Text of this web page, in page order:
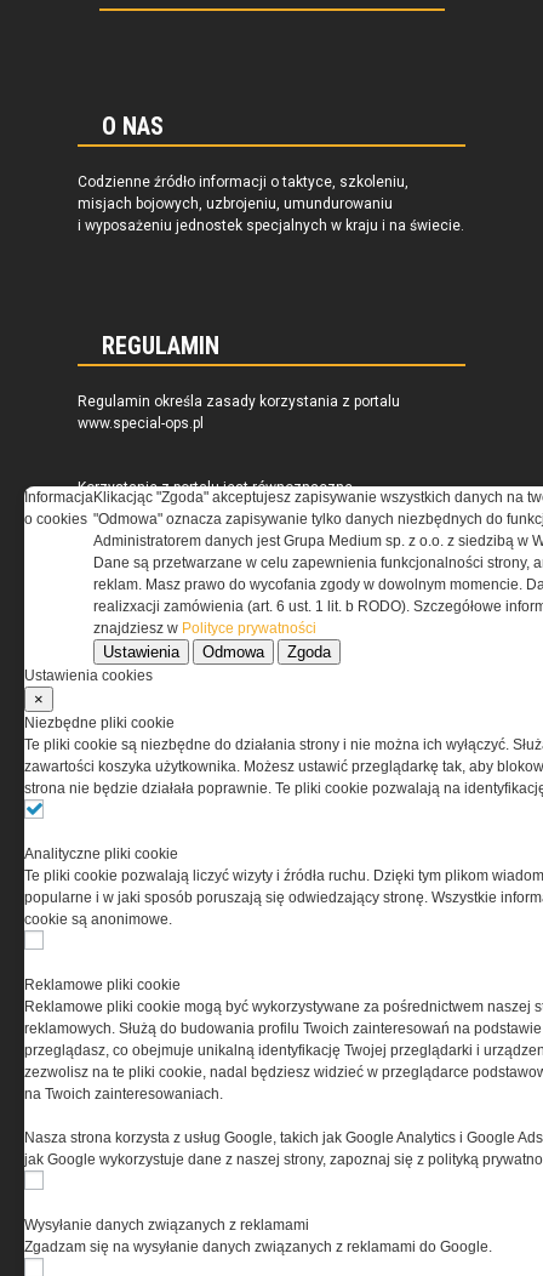
O NAS
Codzienne źródło informacji o taktyce, szkoleniu,
misjach bojowych, uzbrojeniu, umundurowaniu
i wyposażeniu jednostek specjalnych w kraju i na świecie.
REGULAMIN
Regulamin określa zasady korzystania z portalu
www.special-ops.pl
Korzystanie z portalu jest równoznaczne
z zaakceptowaniem warunków ustanowionych
przez Grupa MEDIUM Spółka z ograniczoną
odpowiedzialnością Spółka komandytowa, nr KRS:
0000537655, NIP 1132860378, REGON 146393437
(zwana dalej Grupa MEDIUM) w postaci Regulaminu.
Przeczytaj regulamin
PRYWATNOŚĆ
informacji na Twoim komputerze. Pliki cookies stosujemy
w celu świadczenia usług na najwyższym poziomie,
w tym w sposób dostosowany do indywidualnych potrzeb.
Korzystanie z witryny bez zmiany ustawień dotyczących
dokonać zmiany ustawień przeglądarki dotyczących
cookies. Nim Państwo zaczną korzystać z naszego
serwisu prosimy o zapoznanie się z nasząpolityką
prywatnościoraz informacją o cookies .
Copyright © 2004-2019 Grupa MEDIUM Spółka z ograniczoną odpowiedzialnością
Informacja
o cookies
Klikacjąc "Zgoda" akceptujesz zapisywanie wszystkich danych na
"Odmowa" oznacza zapisywanie tylko danych niezbędnych do
Administratorem danych jest Grupa Medium sp. z o.o. z siedzibą w
Dane są przetwarzane w celu zapewnienia funkcjonalności strony,
reklam. Masz prawo do wycofania zgody w dowolnym momencie.
realizxacji zamówienia (art. 6 ust. 1 lit. b RODO). Szczegółowe
znajdziesz w Polityce prywatności
Ustawienia Odmowa Zgoda
Ustawienia cookies
×
Niezbędne pliki cookie
Te pliki cookie są niezbędne do działania strony i nie można ich wyłączyć.
zawartości koszyka użytkownika. Możesz ustawić przeglądarkę tak, aby
strona nie będzie działała poprawnie. Te pliki cookie pozwalają na
Analityczne pliki cookie
Te pliki cookie pozwalają liczyć wizyty i źródła ruchu. Dzięki tym plikom
popularne i w jaki sposób poruszają się odwiedzający stronę. Wszystkie
cookie są anonimowe.
Reklamowe pliki cookie
Reklamowe pliki cookie mogą być wykorzystywane za pośrednictwem naszej
reklamowych. Służą do budowania profilu Twoich zainteresowań na
przeglądasz, co obejmuje unikalną identyfikację Twojej przeglądarki i
zezwolisz na te pliki cookie, nadal będziesz widzieć w przeglądarce
na Twoich zainteresowaniach.
Nasza strona korzysta z usług Google, takich jak Google Analytics i Google
jak Google wykorzystuje dane z naszej strony, zapoznaj się z polityką
Wysyłanie danych związanych z reklamami
Zgadzam się na wysyłanie danych związanych z reklamami do Google.